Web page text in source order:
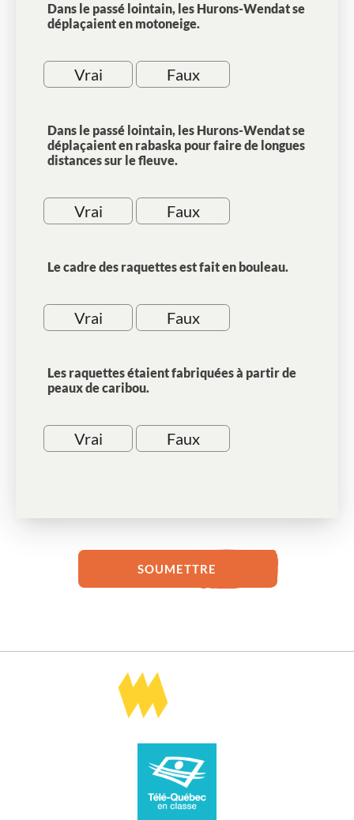
Dans le passé lointain, les Hurons-Wendat se
déplaçaient en motoneige.
Vrai Faux
Dans le passé lointain, les Hurons-Wendat se
déplaçaient en rabaska pour faire de longues
distances sur le fleuve.
Vrai Faux
Le cadre des raquettes est fait en bouleau.
Vrai Faux
Les raquettes étaient fabriquées à partir de
peaux de caribou.
Vrai Faux
SOUMETTRE